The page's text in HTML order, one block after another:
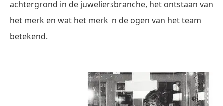
achtergrond in de juweliersbranche, het ontstaan van
het merk en wat het merk in de ogen van het team
betekend.